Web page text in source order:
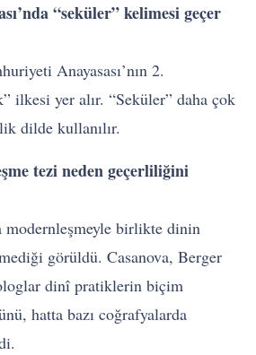
“seküler” kelimesi geçer
Anayasası’nın 2.
ilkesi yer alır. “Seküler” daha çok
dilde kullanılır.
tezi neden geçerliliğini
modernleşmeyle birlikte dinin
görüldü. Casanova, Berger
dinî pratiklerin biçim
hatta bazı coğrafyalarda